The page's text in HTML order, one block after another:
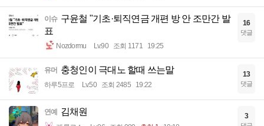
이슈 구윤철 "기초·퇴직연금 개편 방 안 조만간 발
표
Nozdormu Lv.90 조회 1171 19:25
16
댓글
유머 충청인이 극대노 할때 쓰는말
하루5프로 Lv.50 조회 2485 19:22
13
댓글
연예 김채원 3